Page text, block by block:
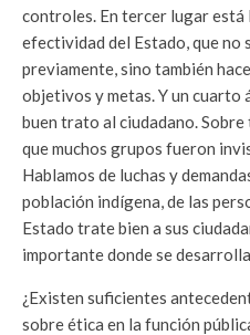
controles. En tercer lugar está
efectividad del Estado, que no
previamente, sino también
objetivos y metas. Y un cuarto
buen trato al ciudadano. Sobre
que muchos grupos fueron
Hablamos de luchas y
población indígena, de las
Estado trate bien a sus
importante donde se
¿Existen suficientes
sobre ética en la función